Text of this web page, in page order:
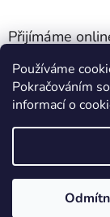
Používáme
Pokračováním
informací o
Přijímáme
Copyright